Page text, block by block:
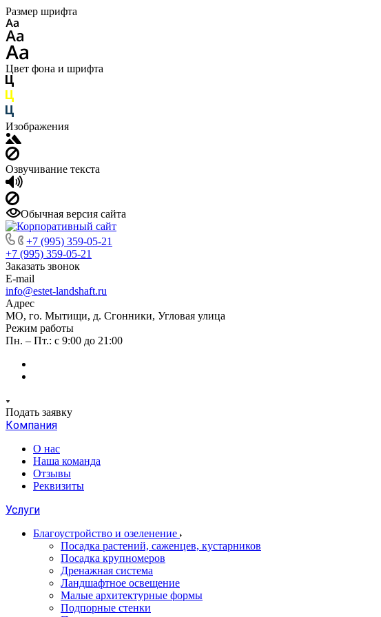
Размер шрифта
Цвет фона и шрифта
Изображения
Озвучивание текста
Обычная версия сайта
+7 (995) 359-05-21
+7 (995) 359-05-21
Заказать звонок
E-mail
info@estet-landshaft.ru
Адрес
МО, го. Мытищи, д. Сгонники, Угловая улица
Режим работы
Пн. – Пт.: с 9:00 до 21:00
Подать заявку
Компания
О нас
Наша команда
Отзывы
Реквизиты
Услуги
Благоустройство и озеленение
Посадка растений, саженцев, кустарников
Посадка крупномеров
Дренажная система
Ландшафтное освещение
Малые архитектурные формы
Подпорные стенки